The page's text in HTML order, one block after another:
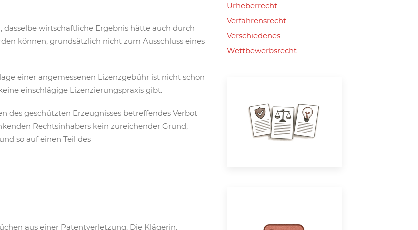
wirtschaftliche Ergebnis hätte auch durch
können, grundsätzlich nicht zum Ausschluss eines
einer angemessenen Lizenzgebühr ist nicht schon
einschlägige Lizenzierungspraxis gibt.
des geschützten Erzeugnisses betreffendes Verbot
Rechtsinhabers kein zureichender Grund,
so auf einen Teil des
aus einer Patentverletzung. Die Klägerin,
Urheberrecht
Verfahrensrecht
Verschiedenes
Wettbewerbsrecht